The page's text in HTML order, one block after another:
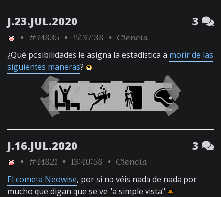
J.23.JUL.2020 3
• #44835 • 15:37:38 • Ciencia
¿Qué posibilidades le asigna la estadística a morir de las
siguientes maneras?
J.16.JUL.2020 3
• #44821 • 13:40:58 • Ciencia
El cometa Neowise, por si no véis nada de nada por
mucho que digan que se ve "a simple vista"